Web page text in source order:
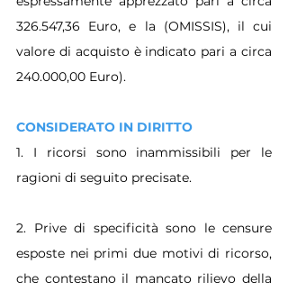
326.547,36 Euro, e la (OMISSIS), il cui
valore di acquisto è indicato pari a circa
240.000,00 Euro).
CONSIDERATO IN DIRITTO
1. I ricorsi sono inammissibili per le
ragioni di seguito precisate.
2. Prive di specificità sono le censure
esposte nei primi due motivi di ricorso,
che contestano il mancato rilievo della